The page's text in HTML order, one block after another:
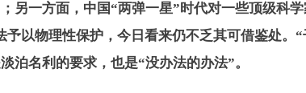
另一方面，中国“两弹一星”时代对一些顶级科
予以物理性保护，今日看来仍不乏其可借鉴处。
泊名利的要求，也是“没办法的办法”。